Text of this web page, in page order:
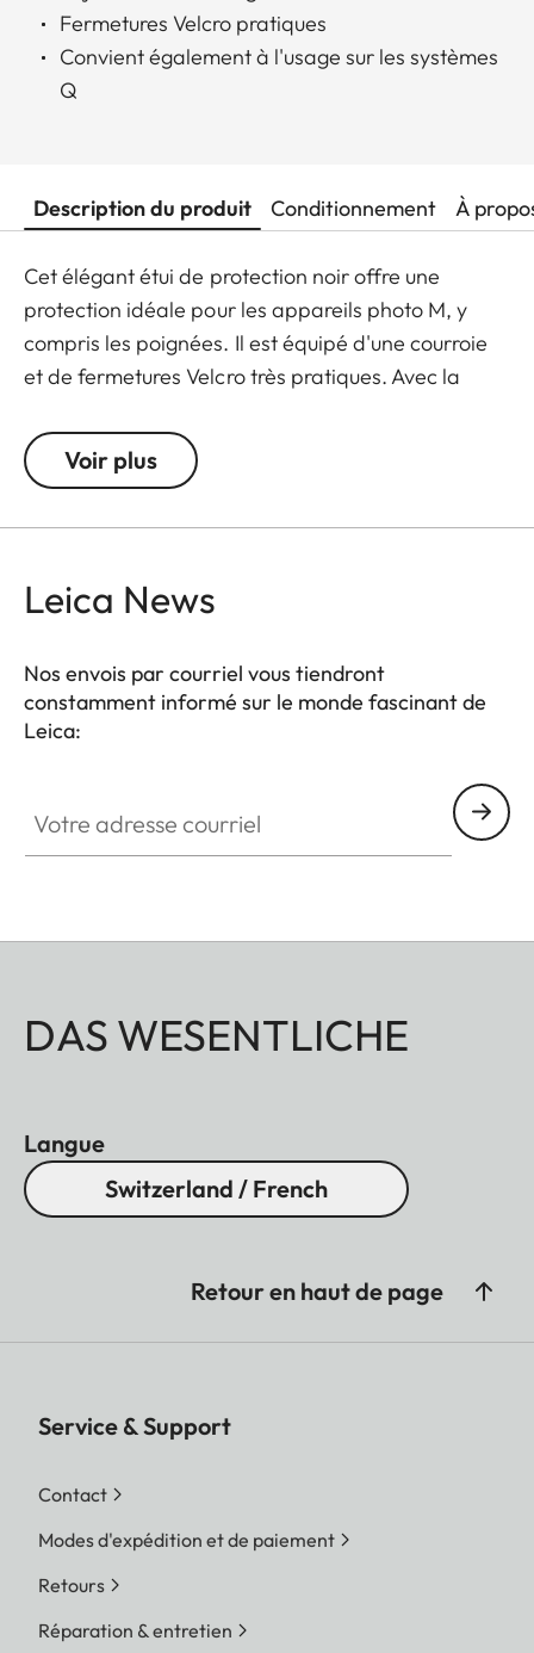
Fermetures Velcro pratiques
Convient également à l'usage sur les systèmes
Q
Description du produit Conditionnement À
Cet élégant étui de protection noir offre une
protection idéale pour les appareils photo M, y
compris les poignées. Il est équipé d'une courroie
et de fermetures Velcro très pratiques. Avec la
boitier Leica M avec un objectif d'un diamètre
maximal de 65 mm/60 mm de longueur.
Voir plus
Leica News
Nos envois par courriel vous tiendront
constamment informé sur le monde fascinant de
Leica:
DAS WESENTLICHE
Langue
Switzerland / French
Retour en haut de page
Service & Support
Contact
Modes d'expédition et de paiement
Retours
Réparation & entretien